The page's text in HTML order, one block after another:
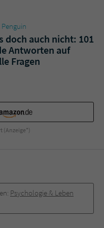
Penguin
doch auch nicht: 101
Antworten auf
Fragen
(Anzeige*)
Psychologie & Leben